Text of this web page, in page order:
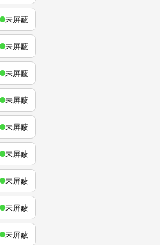
未屏蔽
未屏蔽
未屏蔽
未屏蔽
未屏蔽
未屏蔽
未屏蔽
未屏蔽
未屏蔽